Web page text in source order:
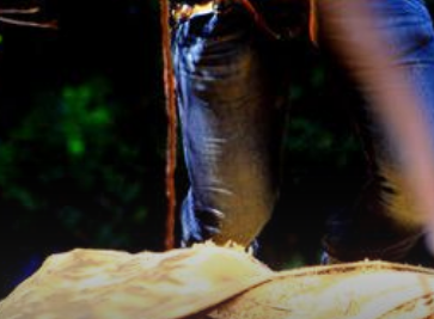
2018年10月20日